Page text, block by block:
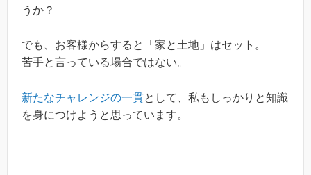
うか？
でも、お客様からすると「家と土地」はセット。
苦手と言っている場合ではない。
新たなチャレンジの一貫として、私もしっかりと知識
を身につけようと思っています。